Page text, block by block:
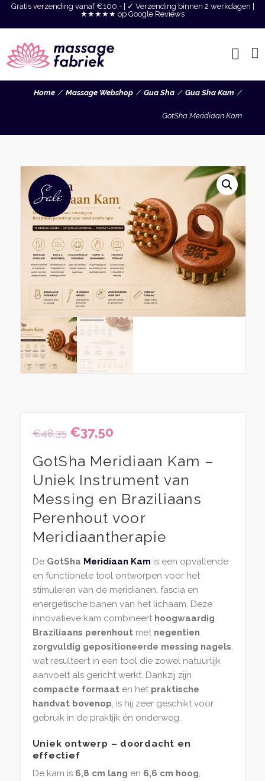
Gratis verzending vanaf €100,- | ✓ Verzending binnen 2 werkdagen |
★★★★★ op Google Reviews
Home Massage Webshop Gua Sha Gua Sha Kam
GotSha Meridiaan Kam
Sale
€48,35 Oorspronkelijke
was:
€48,35.
€37,50Huidige
is:
€37,50.
GotSha Meridiaan Kam –
Uniek Instrument van
Messing en Braziliaans
Perenhout voor
Meridiaantherapie
De GotSha Meridiaan Kam is een opvallende
en functionele tool ontworpen voor het
stimuleren van de meridianen, fascia en
energetische banen van het lichaam. Deze
innovatieve kam combineert hoogwaardig
Braziliaans perenhoutmet negentien
zorgvuldig gepositioneerde messing nagels
wat resulteert in een tool die zowel natuurlijk
aanvoelt als gericht werkt. Dankzij zijn
compacte formaaten het praktische
handvat bovenop , is hij zeer geschikt voor
gebruik in de praktijk én onderweg.
Uniek ontwerp – doordacht en
effectief
De kam is 6,8 cm lang en 6,6 cm hoog,